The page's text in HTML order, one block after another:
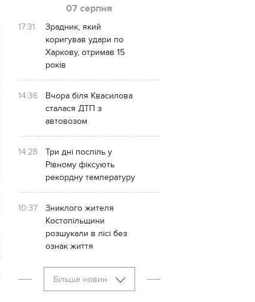
07 серпня
17:31
Зрадник, який
коригував удари по
Харкову, отримав 15
років
14:36
Вчора біля Квасилова
сталася ДТП з
автовозом
14:28
Три дні поспіль у
Рівному фіксують
рекордну температуру
10:37
Зниклого жителя
Костопільщини
розшукали в лісі без
ознак життя
Більше новин